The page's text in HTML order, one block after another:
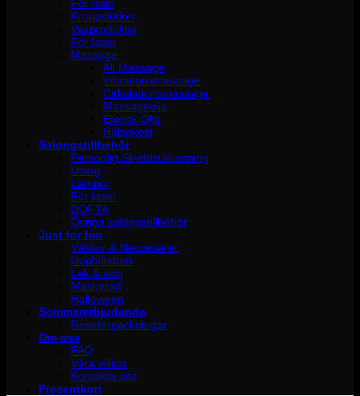
För män
Kroppslotion
Vaxprodukter
För laser
Massage
All Massage
Vibrationsmassage
Cirkulationsmassage
Massageolja
Eterisk Olja
Hälsokost
Salongstillbehör
Personlig Skyddsutrustning
Utsug
Lampor
För laser
DOFTA
Övriga salongstillbehör
Just for fun
Väskor & Neccesärer
Uppblåsbart
Lek & skoj
Maskerad
Halloween
Sommarerbjudande
Reseförpackningar
Om oss
FAQ
Våra villkor
Kontakta oss
Presentkort